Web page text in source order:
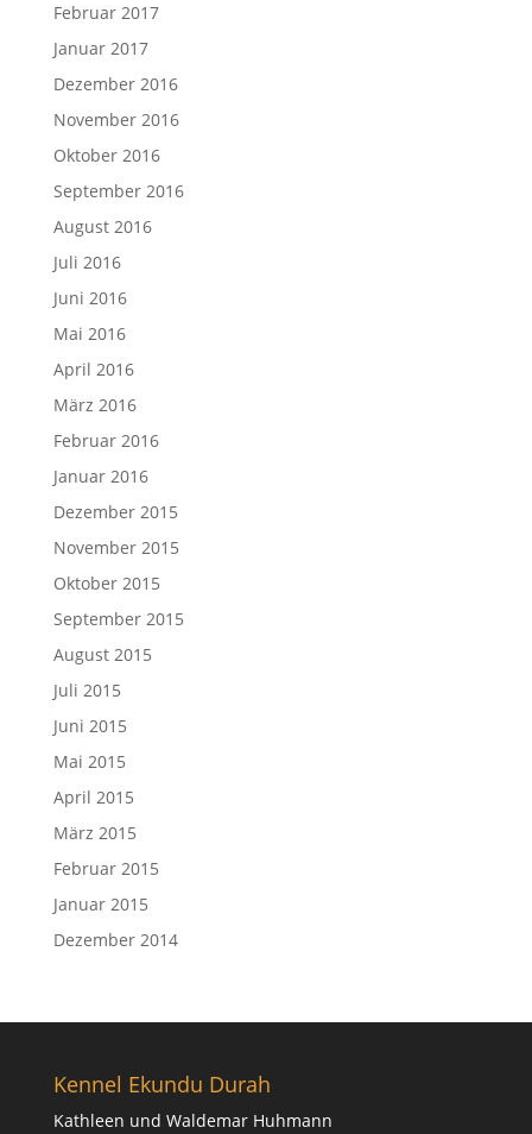
Februar 2017
Januar 2017
Dezember 2016
November 2016
Oktober 2016
September 2016
August 2016
Juli 2016
Juni 2016
Mai 2016
April 2016
März 2016
Februar 2016
Januar 2016
Dezember 2015
November 2015
Oktober 2015
September 2015
August 2015
Juli 2015
Juni 2015
Mai 2015
April 2015
März 2015
Februar 2015
Januar 2015
Dezember 2014
Kennel Ekundu Durah
Kathleen und Waldemar Huhmann